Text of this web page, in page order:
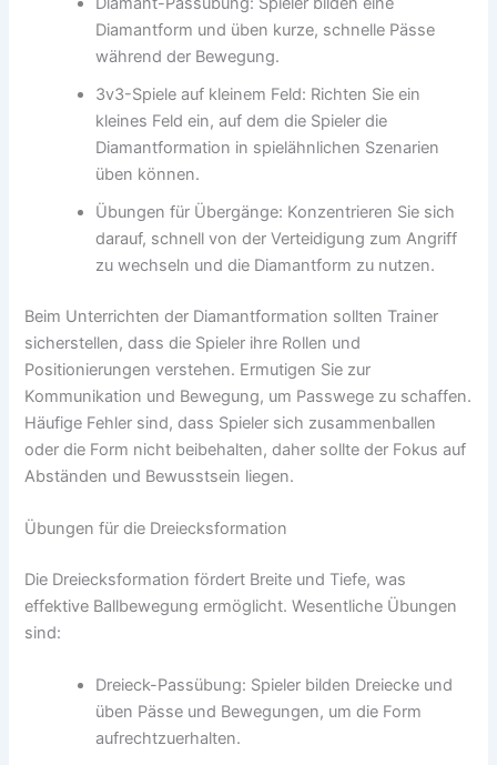
Diamantform und üben kurze, schnelle Pässe
während der Bewegung.
3v3-Spiele auf kleinem Feld: Richten Sie ein
kleines Feld ein, auf dem die Spieler die
Diamantformation in spielähnlichen Szenarien
üben können.
Übungen für Übergänge: Konzentrieren Sie sich
darauf, schnell von der Verteidigung zum Angriff
zu wechseln und die Diamantform zu nutzen.
Beim Unterrichten der Diamantformation sollten Trainer
sicherstellen, dass die Spieler ihre Rollen und
Positionierungen verstehen. Ermutigen Sie zur
Kommunikation und Bewegung, um Passwege zu schaffen.
Häufige Fehler sind, dass Spieler sich zusammenballen
oder die Form nicht beibehalten, daher sollte der Fokus auf
Abständen und Bewusstsein liegen.
Übungen für die Dreiecksformation
Die Dreiecksformation fördert Breite und Tiefe, was
effektive Ballbewegung ermöglicht. Wesentliche Übungen
sind:
Dreieck-Passübung: Spieler bilden Dreiecke und
üben Pässe und Bewegungen, um die Form
aufrechtzuerhalten.